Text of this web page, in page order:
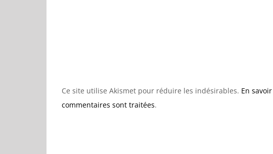
Ce site utilise Akismet pour réduire les indésirables. En
commentaires sont traitées.